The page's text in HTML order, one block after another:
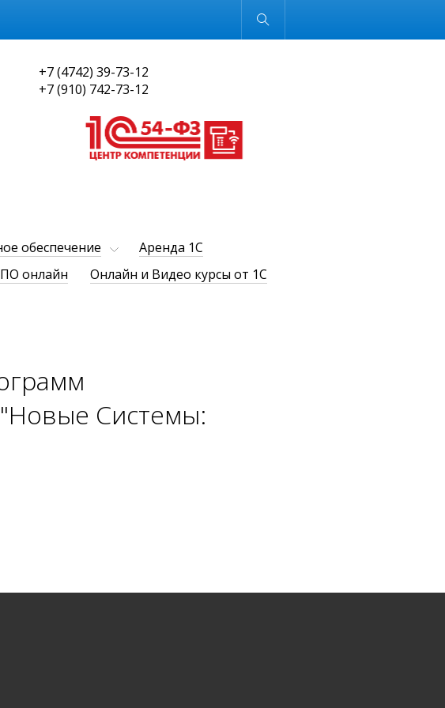
Обычная версия
+7 (4742) 39-73-12
+7 (910) 742-73-12
обеспечение
Аренда 1С
онлайн
Онлайн и Видео курсы от 1С
Системы: